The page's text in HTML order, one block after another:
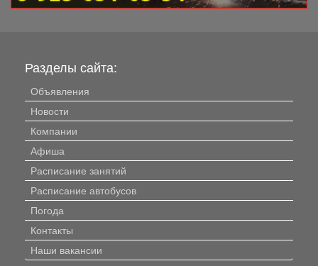
Разделы сайта:
Объявления
Новости
Компании
Афиша
Расписание занятий
Расписание автобусов
Погода
Контакты
Наши вакансии